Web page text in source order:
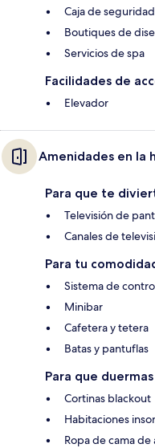
Caja de
Boutiques de
Servicios de spa
Facilidades de
Elevador
Amenidades en la
Para que te
Televisión de
Canales de
Para tu
Sistema de
Minibar
Cafetera y tetera
Batas y pantuflas
Para que
Cortinas blackout
Habitaciones
Ropa de cama de